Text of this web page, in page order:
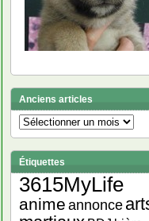
Anciens articles
Anciens
articles
Étiquettes
3615MyLife
anime annonce